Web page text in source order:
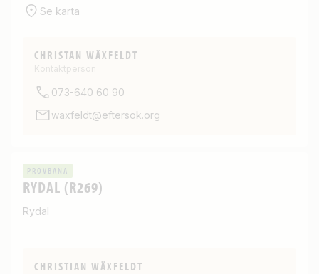
Se karta
CHRISTAN WÄXFELDT
Kontaktperson
073-640 60 90
waxfeldt@eftersok.org
PROVBANA
RYDAL (R269)
Rydal
CHRISTIAN WÄXFELDT